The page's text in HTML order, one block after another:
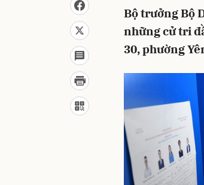
Bộ trưởng Bộ
những cử tri
30, phường